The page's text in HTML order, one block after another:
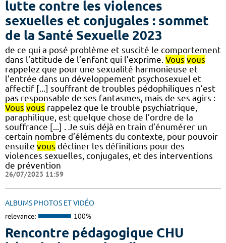
lutte contre les violences
sexuelles et conjugales : sommet
de la Santé Sexuelle 2023
de ce qui a posé problème et suscité le comportement
dans l’attitude de l’enfant qui l’exprime. Vous vous
rappelez que pour une sexualité harmonieuse et
l’entrée dans un développement psychosexuel et
affectif [...] souffrant de troubles pédophiliques n’est
pas responsable de ses fantasmes, mais de ses agirs :
Vous vous rappelez que le trouble psychiatrique,
paraphilique, est quelque chose de l’ordre de la
souffrance [...] . Je suis déjà en train d’énumérer un
certain nombre d’éléments du contexte, pour pouvoir
ensuite vous décliner les définitions pour des
violences sexuelles, conjugales, et des interventions
de prévention
26/07/2023 11:59
ALBUMS PHOTOS ET VIDÉO
relevance: 100%
Rencontre pédagogique CHU